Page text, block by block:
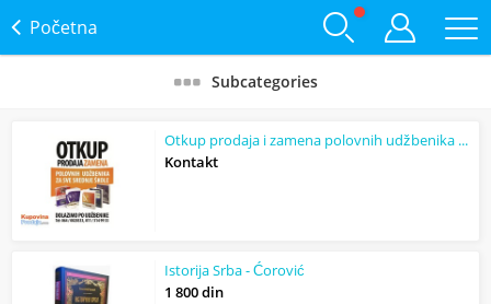
Početna
Subcategories
Otkup prodaja i zamena polovnih udžbenika za sve srednje škole!
Kontakt
Istorija Srba - Ćorović
1 800 din